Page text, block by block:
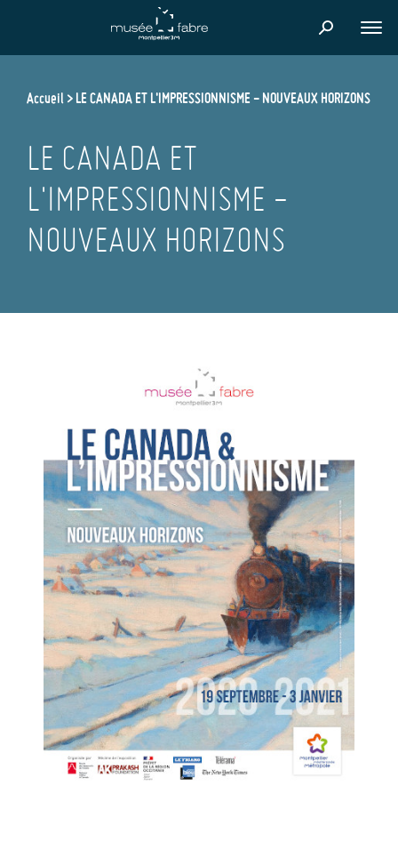
principal
Accueil LE CANADA ET L'IMPRESSIONNISME - NOUVEAUX HORIZONS
LE CANADA ET
L'IMPRESSIONNISME -
NOUVEAUX HORIZONS